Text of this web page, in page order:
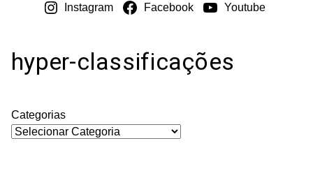
Instagram Facebook Youtube
hyper-classificações
Categorias